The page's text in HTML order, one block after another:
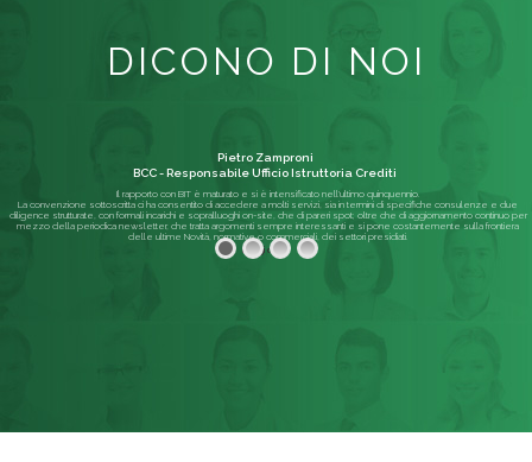
DICONO DI NOI
Il rapporto con BIT è maturato e si è intensificato nell'ultimo quinquennio.
La convenzione sottoscritta ci ha consentito di accedere a molti servizi, sia in termini di specifiche consulenze e due
diligence strutturate, con formali incarichi e sopralluoghi on-site, che di pareri spot; oltre che di aggiornamento continuo per
mezzo della periodica newsletter, che tratta argomenti sempre interessanti e si pone costantemente sulla frontiera
delle ultime Novità, normative o commerciali, dei settori presidiati.
Pietro Zamproni
BCC - Responsabile Ufficio Istruttoria Crediti
Leggi di più